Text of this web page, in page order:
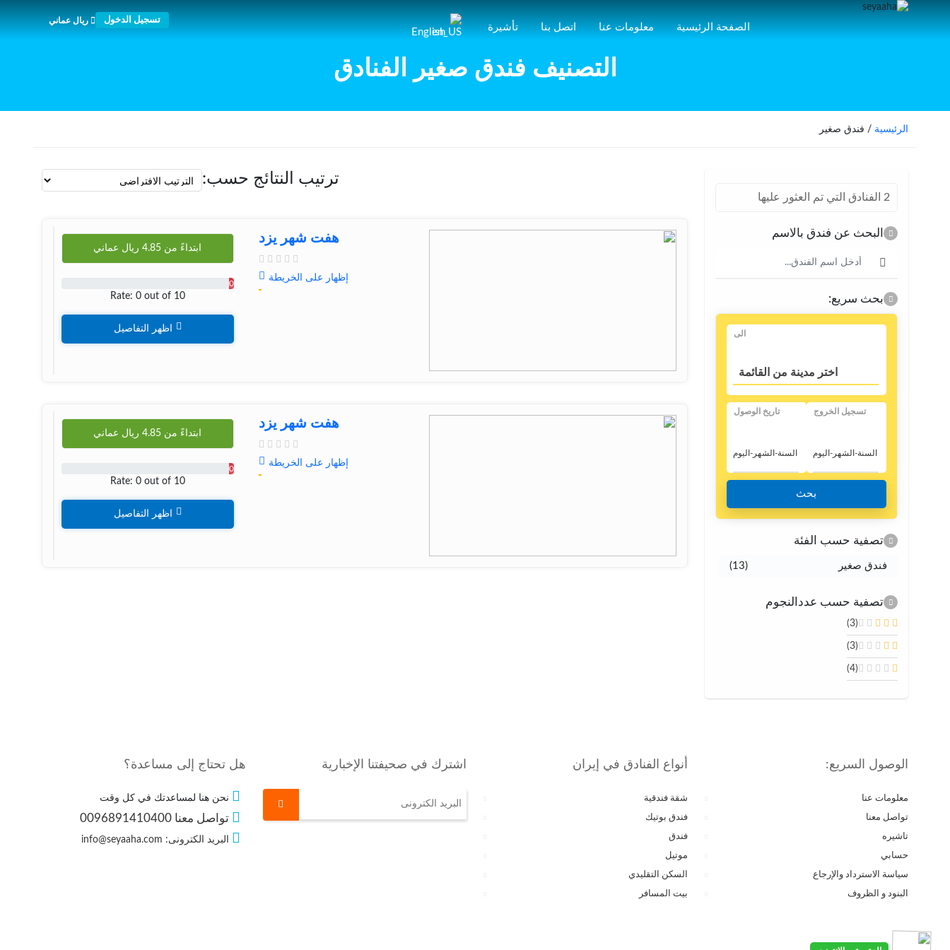
الصفحة الرئيسية معلومات عنا اتصل بنا تأشيرة English
تسجيل الدخول ريال عماني
التصنيف فندق صغير الفنادق
الرئيسية / فندق صغير
2 الفنادق التي تم العثور عليها
البحث عن فندق بالاسم
بحث سريع:
الی
اختر مدينة من القائمة
تاريخ الوصول تسجيل الخروج
بحث
تصفية حسب الفئة
فندق صغير (13)
تصفية حسب عددالنجوم
(3)
(3)
(4)
ترتيب النتائج حسب:
هفت شهر یزد
إظهار على الخريطة
ابتداءً من 4.85 ريال عماني
0
Rate: 0 out of 10
اظهر التفاصيل
هفت شهر یزد
إظهار على الخريطة
ابتداءً من 4.85 ريال عماني
0
Rate: 0 out of 10
اظهر التفاصيل
الوصول السريع:
معلومات عنا
تواصل معنا
تاشیره
حسابي
سياسة الاسترداد والإرجاع
البنود و الظروف
أنواع الفنادق في إيران
شقة فندقية
فندق بوتيك
فندق
موتيل
السكن التقليدي
بيت المسافر
اشترك في صحيفتنا الإخبارية هل تحتاج إلى مساعدة؟
نحن هنا لمساعدتك في كل وقت
تواصل معنا 0096891410400
البرید الکترونی: info@seyaaha.com